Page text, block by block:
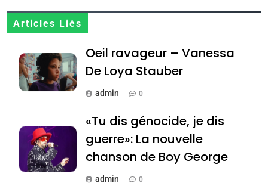
Articles Liés
Oeil ravageur – Vanessa
De Loya Stauber
admin 0
«Tu dis génocide, je dis
guerre»: La nouvelle
chanson de Boy George
admin 0
Zrihen-Dvir
7
Jacques Hadida
JUDAISME
Maroc : Les amandes de
Tafraout, le miel de Tadla
Azilal consacrés produits
du terroir
MAROC